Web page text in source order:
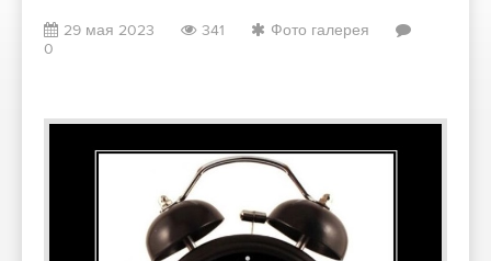
29 мая 2023 341
Фото галерея
0